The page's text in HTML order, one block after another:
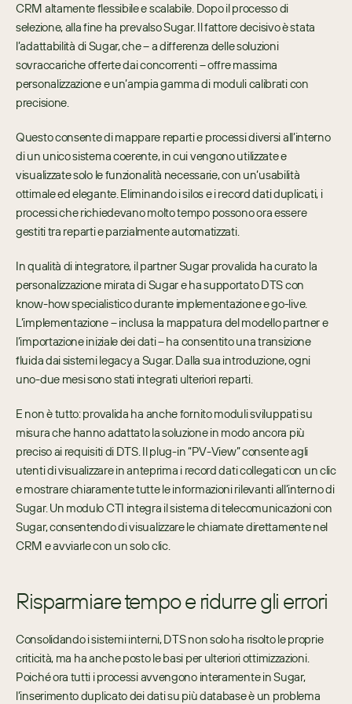
CRM altamente flessibile e scalabile. Dopo il processo di
selezione, alla fine ha prevalso Sugar. Il fattore decisivo è stata
l’adattabilità di Sugar, che – a differenza delle soluzioni
sovraccariche offerte dai concorrenti – offre massima
personalizzazione e un’ampia gamma di moduli calibrati con
precisione.
Questo consente di mappare reparti e processi diversi all’interno
di un unico sistema coerente, in cui vengono utilizzate e
visualizzate solo le funzionalità necessarie, con un’usabilità
ottimale ed elegante. Eliminando i silos e i record dati duplicati, i
processi che richiedevano molto tempo possono ora essere
gestiti tra reparti e parzialmente automatizzati.
In qualità di integratore, il partner Sugar provalida ha curato la
personalizzazione mirata di Sugar e ha supportato DTS con
know-how specialistico durante implementazione e go-live.
L’implementazione – inclusa la mappatura del modello partner e
l’importazione iniziale dei dati – ha consentito una transizione
fluida dai sistemi legacy a Sugar. Dalla sua introduzione, ogni
uno-due mesi sono stati integrati ulteriori reparti.
E non è tutto: provalida ha anche fornito moduli sviluppati su
misura che hanno adattato la soluzione in modo ancora più
preciso ai requisiti di DTS. Il plug-in “PV-View” consente agli
utenti di visualizzare in anteprima i record dati collegati con un clic
e mostrare chiaramente tutte le informazioni rilevanti all’interno di
Sugar. Un modulo CTI integra il sistema di telecomunicazioni con
Sugar, consentendo di visualizzare le chiamate direttamente nel
CRM e avviarle con un solo clic.
Risparmiare tempo e ridurre gli errori
Consolidando i sistemi interni, DTS non solo ha risolto le proprie
criticità, ma ha anche posto le basi per ulteriori ottimizzazioni.
Poiché ora tutti i processi avvengono interamente in Sugar,
l’inserimento duplicato dei dati su più database è un problema